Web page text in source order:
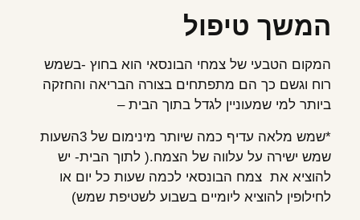
המשך טיפול
המקום הטבעי של צמחי הבונסאי הוא בחוץ -בשמש
רוח וגשם כך הם מתפתחים בצורה הבריאה והחזקה
ביותר למי שמעוניין לגדל בתוך הבית –
*שמש מלאה עדיף כמה שיותר מינימום של 3השעות
שמש ישירה על עלווה של הצמח.( לתוך הבית- יש
להוציא את צמח הבונסאי לכמה שעות כל יום או
לחילופין להוציא ליומיים בשבוע לשטיפת שמש)